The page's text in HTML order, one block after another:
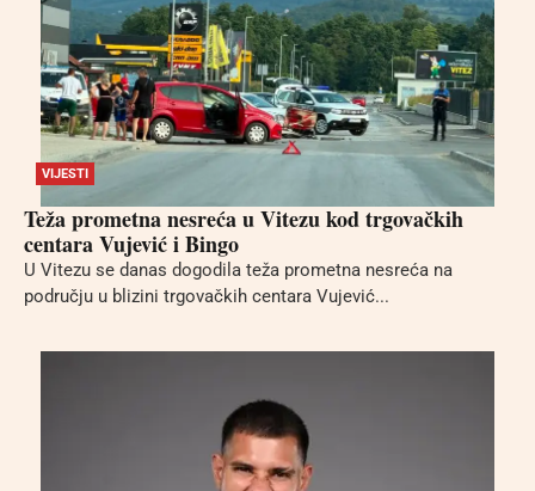
VIJESTI
Teža prometna nesreća u Vitezu kod trgovačkih
centara Vujević i Bingo
U Vitezu se danas dogodila teža prometna nesreća na
području u blizini trgovačkih centara Vujević...